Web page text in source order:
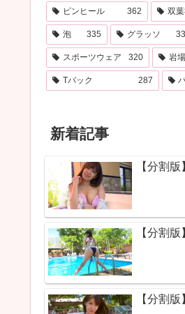
ピンヒール 362 双葉
泡 335 グラッソ
スポーツウェア 320 岩場
Tバック 287
新着記事
【分割
【分割
【分割